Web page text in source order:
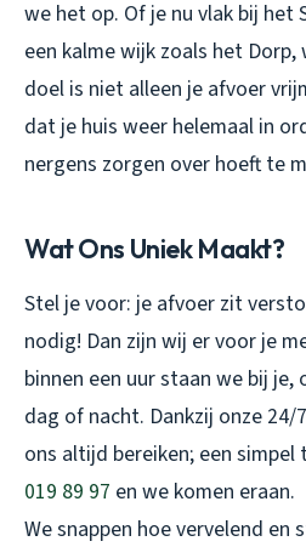
we het op. Of je nu vlak bij
een kalme wijk zoals het Dorp,
doel is niet alleen je afvoer
dat je huis weer helemaal in
nergens zorgen over hoeft te
Wat Ons Uniek Maakt?
Stel je voor: je afvoer zit
nodig! Dan zijn wij er voor je
binnen een uur staan we bij je,
dag of nacht. Dankzij onze 24/
ons altijd bereiken; een
019 89 97 en we komen eraan.
We snappen hoe vervelend en